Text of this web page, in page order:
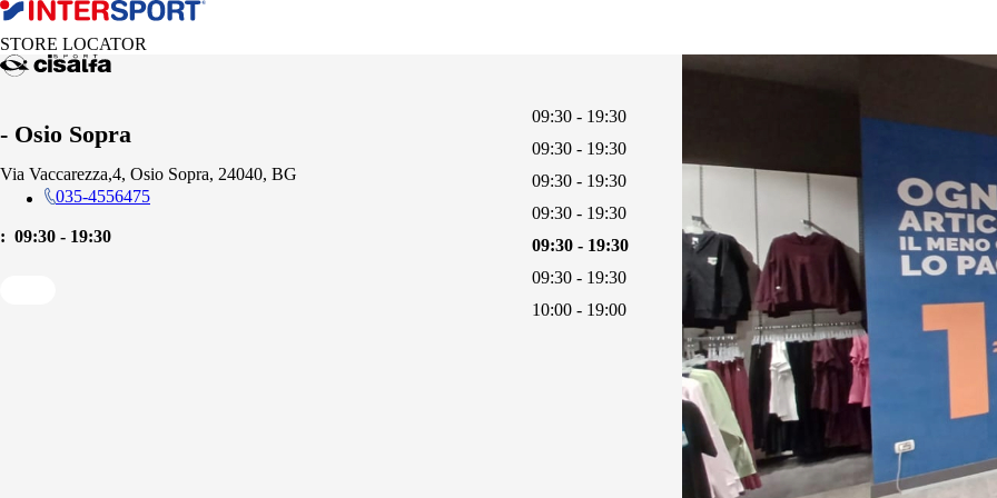
STORE LOCATOR
- Osio Sopra
Via Vaccarezza,4, Osio Sopra, 24040, BG
035-4556475
: 09:30 - 19:30
09:30 - 19:30
09:30 - 19:30
09:30 - 19:30
09:30 - 19:30
09:30 - 19:30
09:30 - 19:30
10:00 - 19:00